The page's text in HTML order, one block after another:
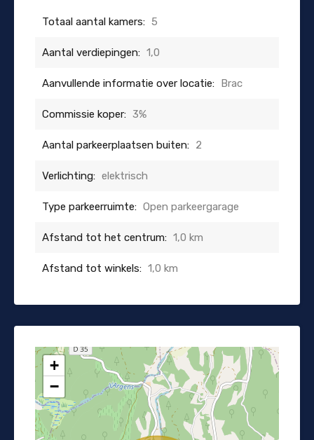
Totaal aantal kamers: 5
Aantal verdiepingen: 1,0
Aanvullende informatie over locatie: Brac
Commissie koper: 3%
Aantal parkeerplaatsen buiten: 2
Verlichting: elektrisch
Type parkeerruimte: Open parkeergarage
Afstand tot het centrum: 1,0 km
Afstand tot winkels: 1,0 km
+
−